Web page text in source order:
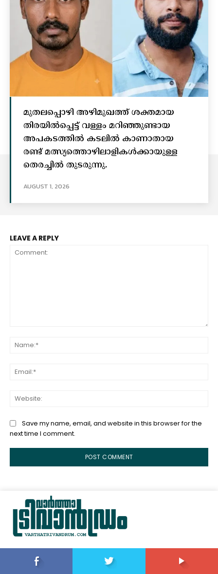
മുതലപ്പൊഴി അഴിമുഖത്ത് ശക്തമായ
തിരയിൽപ്പെട്ട് വള്ളം മറിഞ്ഞുണ്ടായ
അപകടത്തിൽ കടലിൽ കാണാതായ
രണ്ട് മത്സ്യത്തൊഴിലാളികൾക്കായുള്ള
തെരച്ചിൽ തുടരുന്നു.
AUGUST 1, 2026
LEAVE A REPLY
Save my name, email, and website in this browser for the
next time I comment.